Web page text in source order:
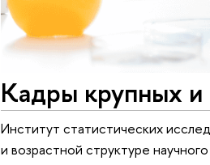
Кадры крупных и
Институт статистических
и возрастной структуре